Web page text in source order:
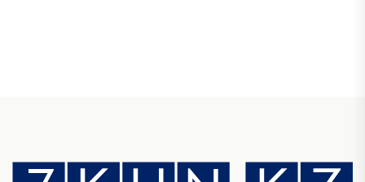
Вводят ли банки в заблуждение, предлагая